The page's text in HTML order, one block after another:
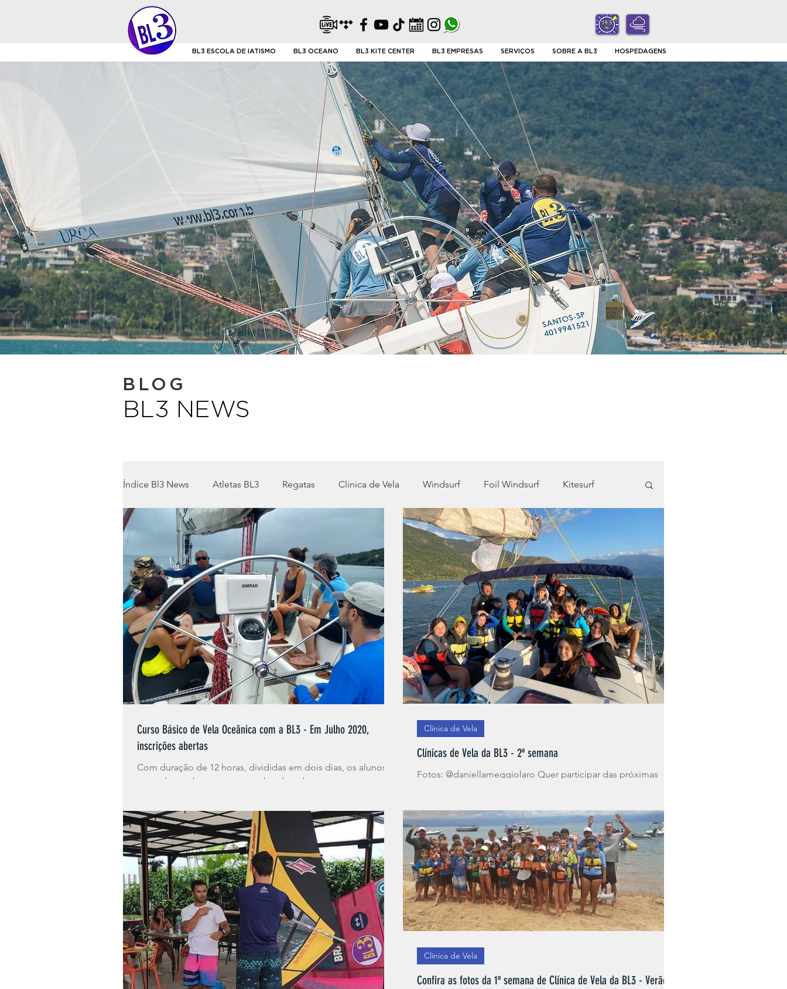
BL3 ESCOLA DE IATISMO BL3 OCEANO BL3 KITE CENTER BL3 EMPRESAS SERVIÇOS SOBRE A BL3 HOSPEDAGENS
BLOG
BL3 NEWS
Índice Bl3 News Atletas BL3 Regatas Clínica de Vela Windsurf Foil Windsurf Kitesurf
Kite Center BL3 Empresa Home Aulas de Vela em Ilhabela
Passeios e Charters Eventos Corporativos Wing Foil Guardaria Curso de Vela Oceanica
Curso Básico de Vela Oceânica com a BL3 - Em Julho 2020,
inscrições abertas
Com duração de 12 horas, divididas em dois dias, os alunos
aprendem sobre: segurança a bordo, o barco e suas partes, as
Clínicas de Vela da BL3 - 2ª semana
Fotos: @daniellameggiolaro Quer participar das próximas
Clínica de Vela
Confira as fotos da 1ª semana de Clínica de Vela da BL3 - Verão
Clínica de Vela